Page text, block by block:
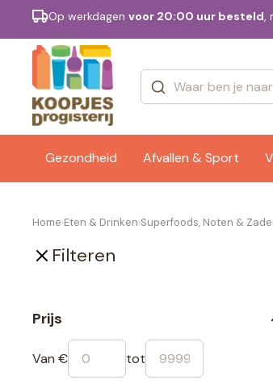
Op werkdagen voor 20:00 uur besteld,
Gezondheid Afvallen & Sport
Merken
Home›Eten & Drinken›Superfoods, Noten &
Filteren
Prijs
Van € tot